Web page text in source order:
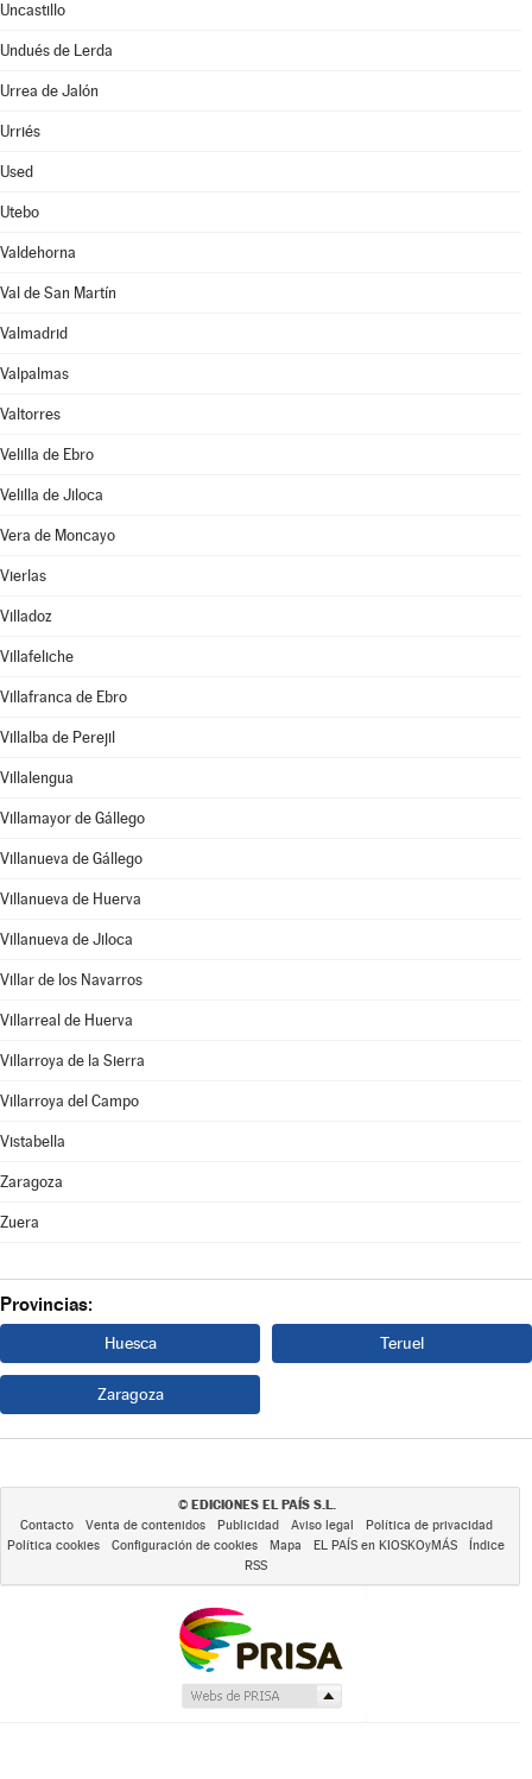
Uncastillo
Undués de Lerda
Urrea de Jalón
Urriés
Used
Utebo
Valdehorna
Val de San Martín
Valmadrid
Valpalmas
Valtorres
Velilla de Ebro
Velilla de Jiloca
Vera de Moncayo
Vierlas
Villadoz
Villafeliche
Villafranca de Ebro
Villalba de Perejil
Villalengua
Villamayor de Gállego
Villanueva de Gállego
Villanueva de Huerva
Villanueva de Jiloca
Villar de los Navarros
Villarreal de Huerva
Villarroya de la Sierra
Villarroya del Campo
Vistabella
Zaragoza
Zuera
Provincias:
Huesca Teruel
Zaragoza
© EDICIONES EL PAÍS S.L.
Contacto Venta de contenidos Publicidad Aviso legal
Política de privacidad
Política cookies
Configuración de cookies Mapa EL PAÍS en KIOSKOyMÁS
Índice
RSS